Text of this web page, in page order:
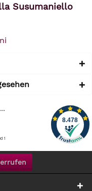
Susumaniello